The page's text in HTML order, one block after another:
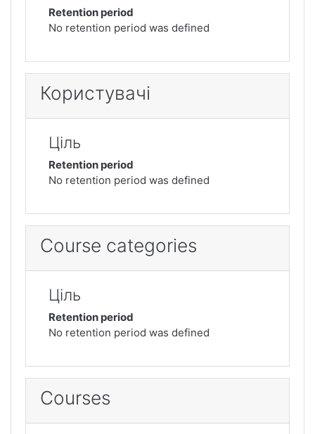
Retention period
No retention period was defined
Користувачі
Ціль
Retention period
No retention period was defined
Course categories
Ціль
Retention period
No retention period was defined
Courses